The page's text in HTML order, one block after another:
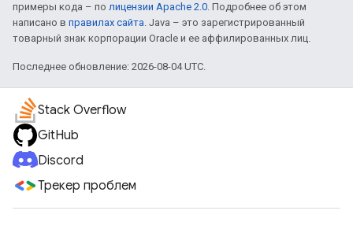
примеры кода – по лицензии Apache 2.0. Подробнее об этом
написано в правилах сайта. Java – это зарегистрированный
товарный знак корпорации Oracle и ее аффилированных лиц.
Последнее обновление: 2026-08-04 UTC.
Stack Overflow
GitHub
Discord
Трекер проблем